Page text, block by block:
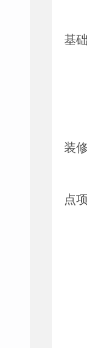
基
装
点